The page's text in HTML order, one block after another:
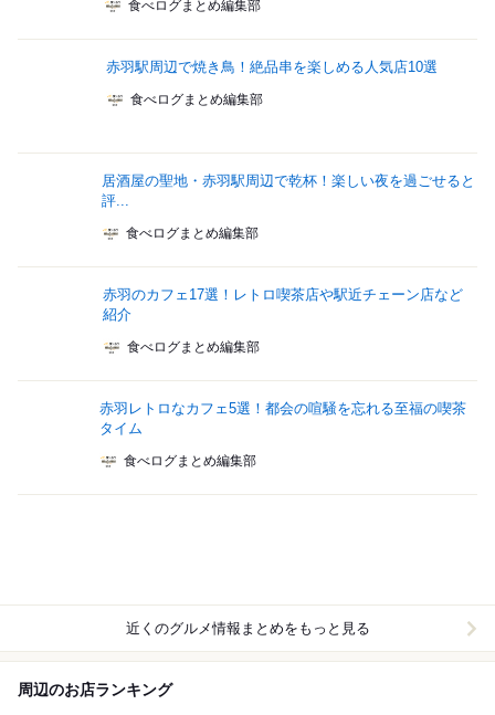
食べログまとめ編集部
赤羽駅周辺で焼き鳥！絶品串を楽しめる人気店10選
食べログまとめ編集部
居酒屋の聖地・赤羽駅周辺で乾杯！楽しい夜を過ごせると
評...
食べログまとめ編集部
赤羽のカフェ17選！レトロ喫茶店や駅近チェーン店など
紹介
食べログまとめ編集部
赤羽レトロなカフェ5選！都会の喧騒を忘れる至福の喫茶
タイム
食べログまとめ編集部
近くのグルメ情報まとめをもっと見る
周辺のお店ランキング